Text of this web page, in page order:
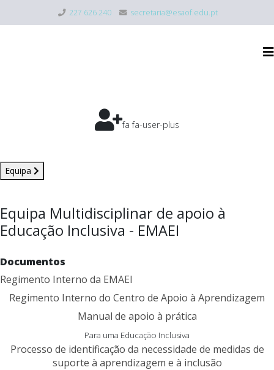
227 626 240 secretaria@esaof.edu.pt
fa fa-user-plus
Equipa
Equipa Multidisciplinar de apoio à
Educação Inclusiva - EMAEI
Documentos
Regimento Interno da EMAEI
Regimento Interno do Centro de Apoio à Aprendizagem
Manual de apoio à prática
Para uma Educação Inclusiva
Processo de identificação da necessidade de medidas de
suporte à aprendizagem e à inclusão